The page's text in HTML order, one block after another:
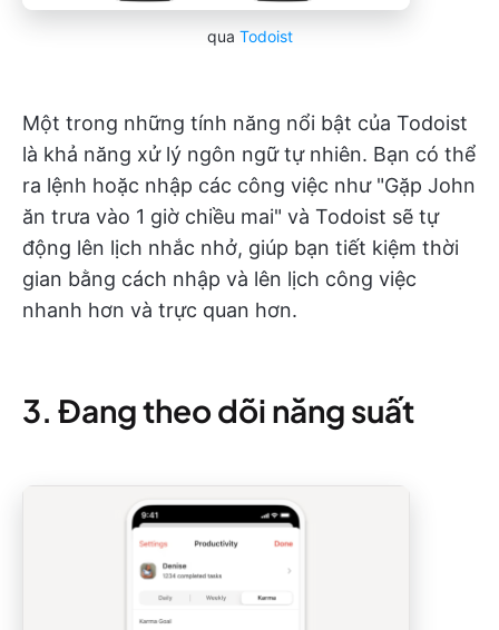
qua Todoist
Một trong những tính năng nổi bật của Todoist
là khả năng xử lý ngôn ngữ tự nhiên. Bạn có thể
ra lệnh hoặc nhập các công việc như "Gặp John
ăn trưa vào 1 giờ chiều mai" và Todoist sẽ tự
động lên lịch nhắc nhở, giúp bạn tiết kiệm thời
gian bằng cách nhập và lên lịch công việc
nhanh hơn và trực quan hơn.
3. Đang theo dõi năng suất